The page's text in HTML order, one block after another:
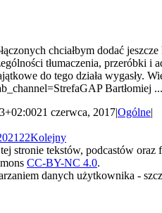
chciałbym dodać
tłumaczenia, przeróbki
do tego działa wygasły.
Bartłomiej ...
21 czerwca, 2017|Ogólne|
21 22Kolejny
stronie tekstów, podcastów
CC-BY-NC 4.0.
danych użytkownika -